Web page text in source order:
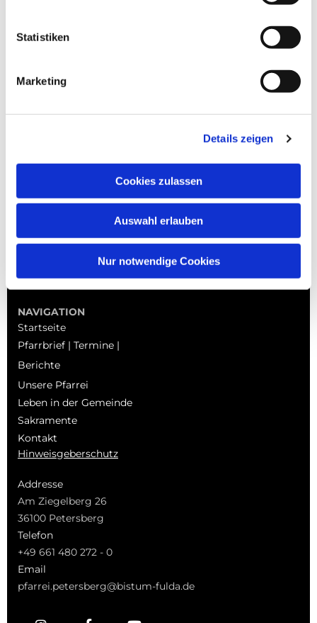
Statistiken
Marketing
Details zeigen
Cookies zulassen
Auswahl erlauben
Nur notwendige Cookies
NAVIGATION
Startseite
Pfarrbrief | Termine |
Berichte
Unsere Pfarrei
Leben in der Gemeinde
Sakramente
Kontakt
Hinweisgeberschutz
Addresse
Am Ziegelberg 26
36100 Petersberg
Telefon
+49 661 480 272 - 0
Email
pfarrei.petersberg@bistum-fulda.de